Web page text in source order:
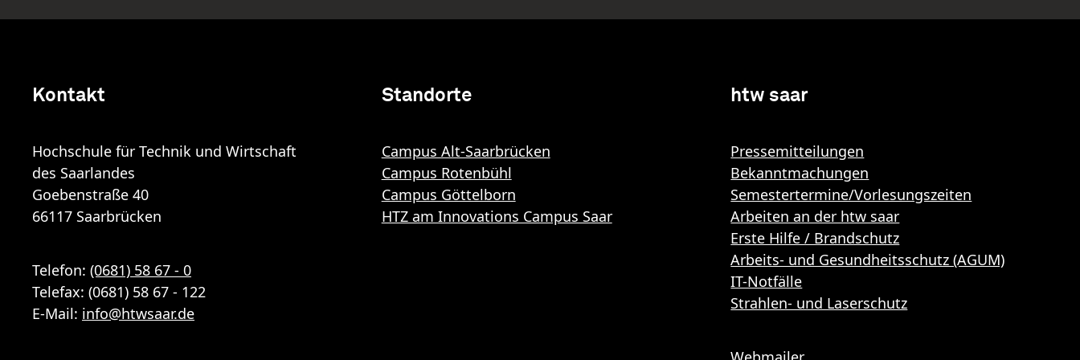
Kontakt
Hochschule für Technik und Wirtschaft
des Saarlandes
Goebenstraße 40
66117 Saarbrücken
Telefon: (0681) 58 67 - 0
Telefax: (0681) 58 67 - 122
E-Mail: info@htwsaar.de
Standorte
Campus Alt-Saarbrücken
Campus Rotenbühl
Campus Göttelborn
HTZ am Innovations Campus Saar
htw saar
Pressemitteilungen
Bekanntmachungen
Semestertermine/Vorlesungszeiten
Arbeiten an der htw saar
Erste Hilfe / Brandschutz
Arbeits- und Gesundheitsschutz (AGUM)
IT-Notfälle
Strahlen- und Laserschutz